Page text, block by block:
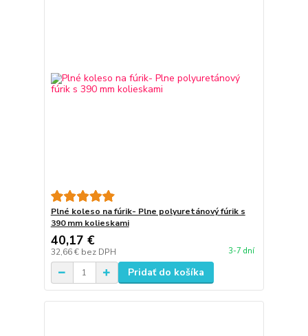
Plné koleso na fúrik- Plne polyuretánový fúrik s
390 mm kolieskami
40,17 €
32,66 € bez DPH 3-7 dní
Pridať do košíka